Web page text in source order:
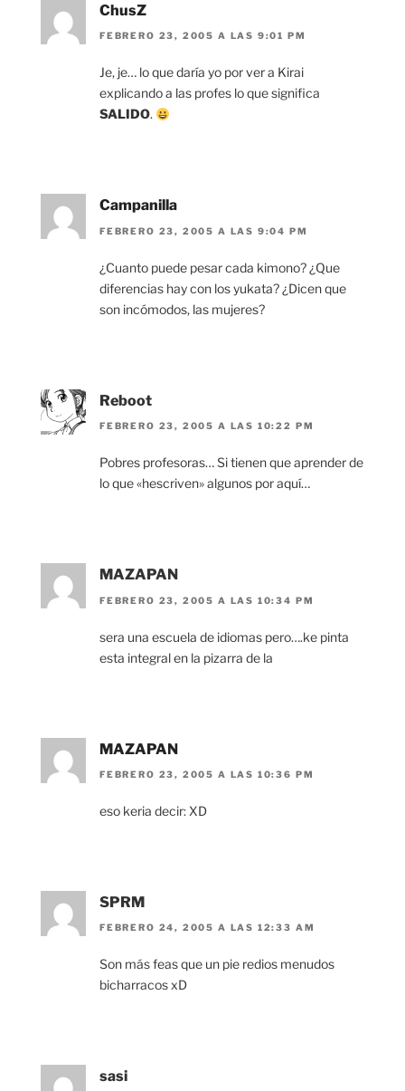
ChusZ
FEBRERO 23, 2005 A LAS 9:01 PM
Je, je… lo que daría yo por ver a Kirai
explicando a las profes lo que significa
SALIDO.
Campanilla
FEBRERO 23, 2005 A LAS 9:04 PM
¿Cuanto puede pesar cada kimono? ¿Que
diferencias hay con los yukata? ¿Dicen que
son incómodos, las mujeres?
Reboot
FEBRERO 23, 2005 A LAS 10:22 PM
Pobres profesoras… Si tienen que aprender de
lo que «hescriven» algunos por aquí…
MAZAPAN
FEBRERO 23, 2005 A LAS 10:34 PM
sera una escuela de idiomas pero….ke pinta
esta integral en la pizarra de la
MAZAPAN
FEBRERO 23, 2005 A LAS 10:36 PM
eso keria decir: XD
SPRM
FEBRERO 24, 2005 A LAS 12:33 AM
Son más feas que un pie redios menudos
bicharracos xD
sasi